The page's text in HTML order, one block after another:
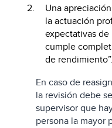
Una
la actuación
expectativas
cumple
de rendimiento”.
En caso de
la revisión debe
supervisor que
persona la mayor